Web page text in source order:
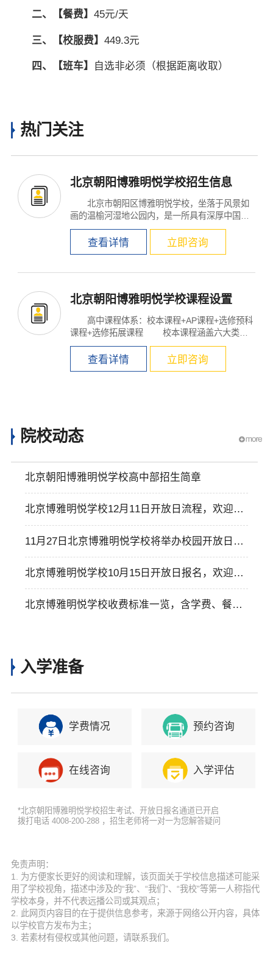
二、【餐费】 45元/天
三、【校服费】 449.3元
四、【班车】 自选非必须（根据距离收取）
热门关注
北京朝阳博雅明悦学校招生信息
北京市朝阳区博雅明悦学校，坐落于风景如
画的温榆河湿地公园内，是一所具有深厚中国文
化底蕴的国际...
查看详情 立即咨询
北京朝阳博雅明悦学校课程设置
高中课程体系：校本课程+AP课程+选修预科
课程+选修拓展课程 校本课程涵盖六大类课
程：覆盖A...
查看详情 立即咨询
院校动态
北京朝阳博雅明悦学校高中部招生简章
北京博雅明悦学校12月11日开放日流程，欢迎参
加！
11月27日北京博雅明悦学校将举办校园开放日，
欢迎参加！
北京博雅明悦学校10月15日开放日报名，欢迎探
校！
北京博雅明悦学校收费标准一览，含学费、餐
入学准备
学费情况 预约咨询
在线咨询 入学评估
*北京朝阳博雅明悦学校招生考试、开放日报名通道已开启
拨打电话 4008-200-288 ，招生老师将一对一为您解答疑问
免责声明：
1. 为方便家长更好的阅读和理解，该页面关于学校信息描述可能采
用了学校视角，描述中涉及的“我”、“我们”、“我校”等第一人称指代
学校本身，并不代表远播公司或其观点；
2. 此网页内容目的在于提供信息参考，来源于网络公开内容，具体
以学校官方发布为主；
3. 若素材有侵权或其他问题，请联系我们。